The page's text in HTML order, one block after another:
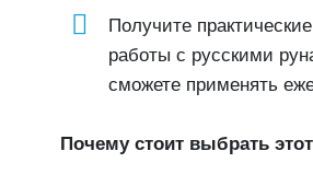
Получите
работы с русскими
сможете применять
Почему стоит выбрать